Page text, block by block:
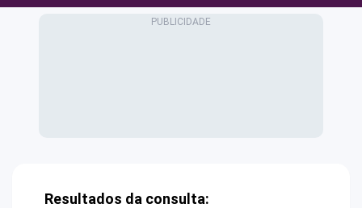
Resultados da consulta: